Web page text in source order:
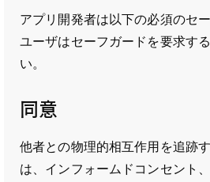
アプリ開発者は以下の必須のセ
ユーザはセーフガードを要求す
い。
同意
他者との物理的相互作用を追跡
は、インフォームドコンセント